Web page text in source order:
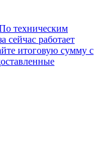
техническим
сейчас работает
итоговую сумму с